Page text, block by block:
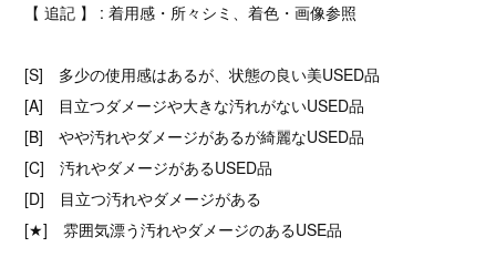
【 追記 】 : 着用感・所々シミ、着色・画像参照
[S] 多少の使用感はあるが、状態の良い美USED品
[A] 目立つダメージや大きな汚れがないUSED品
[B] やや汚れやダメージがあるが綺麗なUSED品
[C] 汚れやダメージがあるUSED品
[D] 目立つ汚れやダメージがある
[★] 雰囲気漂う汚れやダメージのあるUSE品